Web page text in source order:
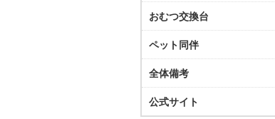
おむつ交換台
ペット同伴
全体備考
公式サイト